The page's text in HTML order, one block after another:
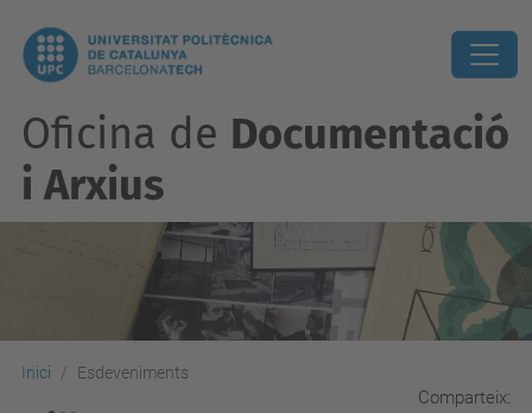
Oficina de Documentació
i Arxius
Inici Esdeveniments
Comparteix: